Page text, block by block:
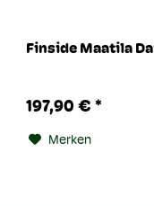
Finside Maatila
197,90 € *
Merken